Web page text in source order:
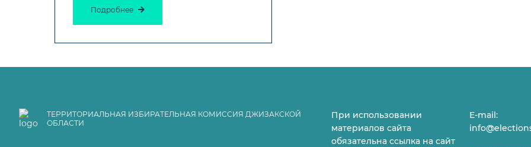
Подробнее
ТЕРРИТОРИАЛЬНАЯ ИЗБИРАТЕЛЬНАЯ КОМИССИЯ ДЖИЗАКСКОЙ
ОБЛАСТИ
При использовании
материалов сайта
обязательна ссылка на сайт
E-mail: